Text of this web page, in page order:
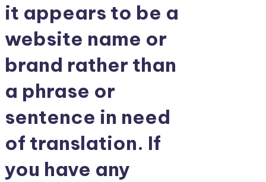
it appears to be a
website name or
brand rather than
a phrase or
sentence in need
of translation. If
you have any